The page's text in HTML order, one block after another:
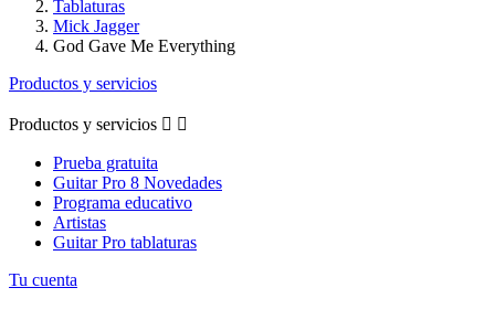
Tablaturas
Mick Jagger
God Gave Me Everything
Productos y servicios
Productos y servicios  
Prueba gratuita
Guitar Pro 8 Novedades
Programa educativo
Artistas
Guitar Pro tablaturas
Tu cuenta